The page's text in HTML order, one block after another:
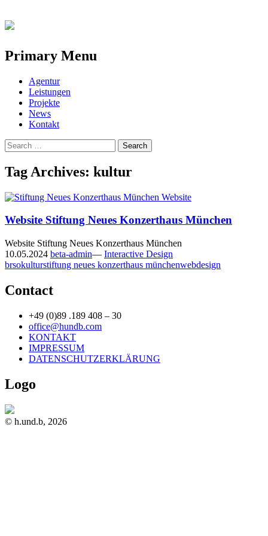
Primary Menu
Skip
content
Agentur
Leistungen
Projekte
News
Kontakt
Search
for:
Tag Archives: kultur
Website Stiftung Neues Konzerthaus München
Website Stiftung Neues Konzerthaus München
10.05.2024 beta-admin— Interactive Design
brsokulturstiftung neues konzerthaus münchenwebdesign
Contact
+49 (0)89 .189 408 – 30
office@hundb.com
KONTAKT
IMPRESSUM
DATENSCHUTZERKLÄRUNG
Logo
© h.und.b, 2026